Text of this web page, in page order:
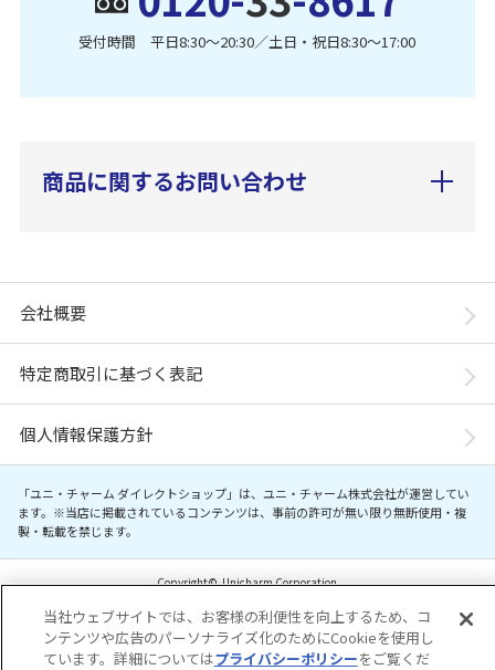
受付時間 平日8:30〜20:30／土日・祝日8:30〜17:00
商品に関するお問い合わせ
会社概要
特定商取引に基づく表記
個人情報保護方針
Copyright© Unicharm Corporation
「ユニ・チャーム ダイレクトショップ」は、ユニ・チャーム株式会社が運営してい
ます。※当店に掲載されているコンテンツは、事前の許可が無い限り無断使用・複
製・転載を禁じます。
当社ウェブサイトでは、お客様の利便性を向上するため、コ
ンテンツや広告のパーソナライズ化のためにCookieを使用し
ています。詳細についてはプライバシーポリシーをご覧くだ